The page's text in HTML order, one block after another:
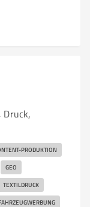
Druck,
PRODUKTION
GEO
TEXTILDRUCK